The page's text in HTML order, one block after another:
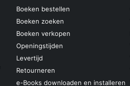
Boeken bestellen
Boeken zoeken
Boeken verkopen
Openingstijden
Levertijd
Retourneren
e-Books downloaden en installeren